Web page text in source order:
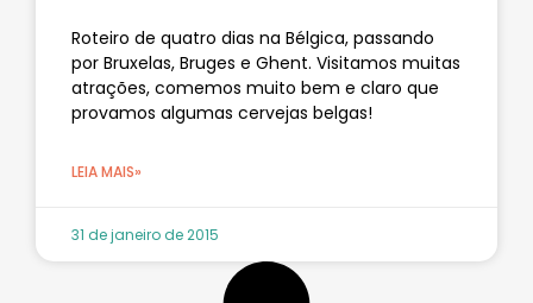
Roteiro de quatro dias na Bélgica, passando
por Bruxelas, Bruges e Ghent. Visitamos muitas
atrações, comemos muito bem e claro que
provamos algumas cervejas belgas!
LEIA MAIS»
31 de janeiro de 2015